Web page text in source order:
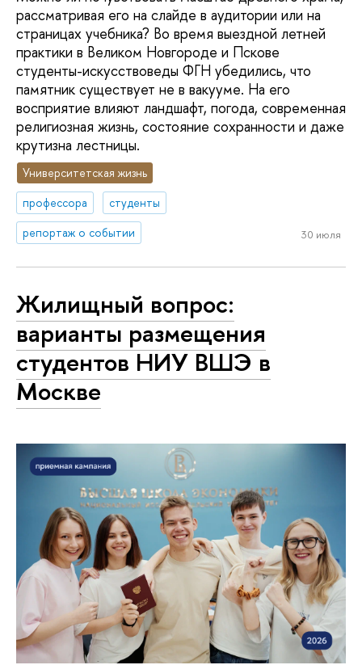
рассматривая его на слайде в аудитории или на
страницах учебника? Во время выездной летней
практики в Великом Новгороде и Пскове
студенты-искусствоведы ФГН убедились, что
памятник существует не в вакууме. На его
восприятие влияют ландшафт, погода, современная
религиозная жизнь, состояние сохранности и даже
крутизна лестницы.
Университетская жизнь
профессора
студенты
репортаж о событии
30 июля
Жилищный вопрос:
варианты размещения
студентов НИУ ВШЭ в
Москве